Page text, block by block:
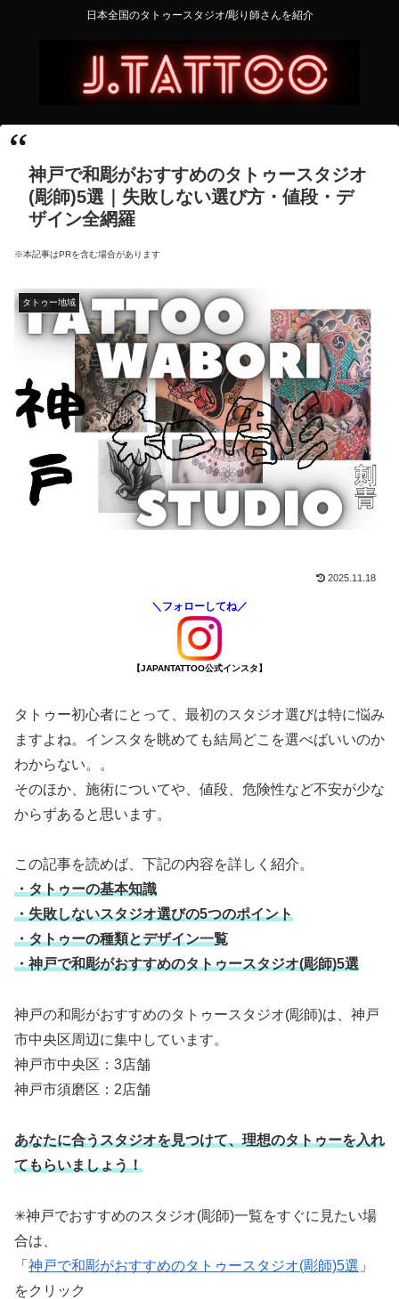
日本全国のタトゥースタジオ/彫り師さんを紹介
神戸で和彫がおすすめのタトゥースタジオ
(彫師)5選｜失敗しない選び方・値段・デ
ザイン全網羅
※本記事はPRを含む場合があります
タトゥー地域
2025.11.18
＼フォローしてね／
【JAPANTATTOO公式インスタ】
タトゥー初心者にとって、最初のスタジオ選びは特に悩み
ますよね。インスタを眺めても結局どこを選べばいいのか
わからない。。
そのほか、施術についてや、値段、危険性など不安が少な
からずあると思います。
この記事を読めば、下記の内容を詳しく紹介。
・タトゥーの基本知識
・失敗しないスタジオ選びの5つのポイント
・タトゥーの種類とデザイン一覧
・神戸で和彫がおすすめのタトゥースタジオ(彫師)5選
神戸の和彫がおすすめのタトゥースタジオ(彫師)は、神戸
市中央区周辺に集中しています。
神戸市中央区：3店舗
神戸市須磨区：2店舗
あなたに合うスタジオを見つけて、理想のタトゥーを入れ
てもらいましょう！
✳︎神戸でおすすめのスタジオ(彫師)一覧をすぐに見たい場
合は、
「 神戸で和彫がおすすめのタトゥースタジオ(彫師)5選 」
をクリック